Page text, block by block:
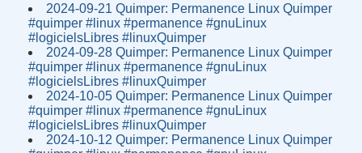
2024-09-21 Quimper: Permanence Linux Quimper
#quimper #linux #permanence #gnuLinux
#logicielsLibres #linuxQuimper
2024-09-28 Quimper: Permanence Linux Quimper
#quimper #linux #permanence #gnuLinux
#logicielsLibres #linuxQuimper
2024-10-05 Quimper: Permanence Linux Quimper
#quimper #linux #permanence #gnuLinux
#logicielsLibres #linuxQuimper
2024-10-12 Quimper: Permanence Linux Quimper